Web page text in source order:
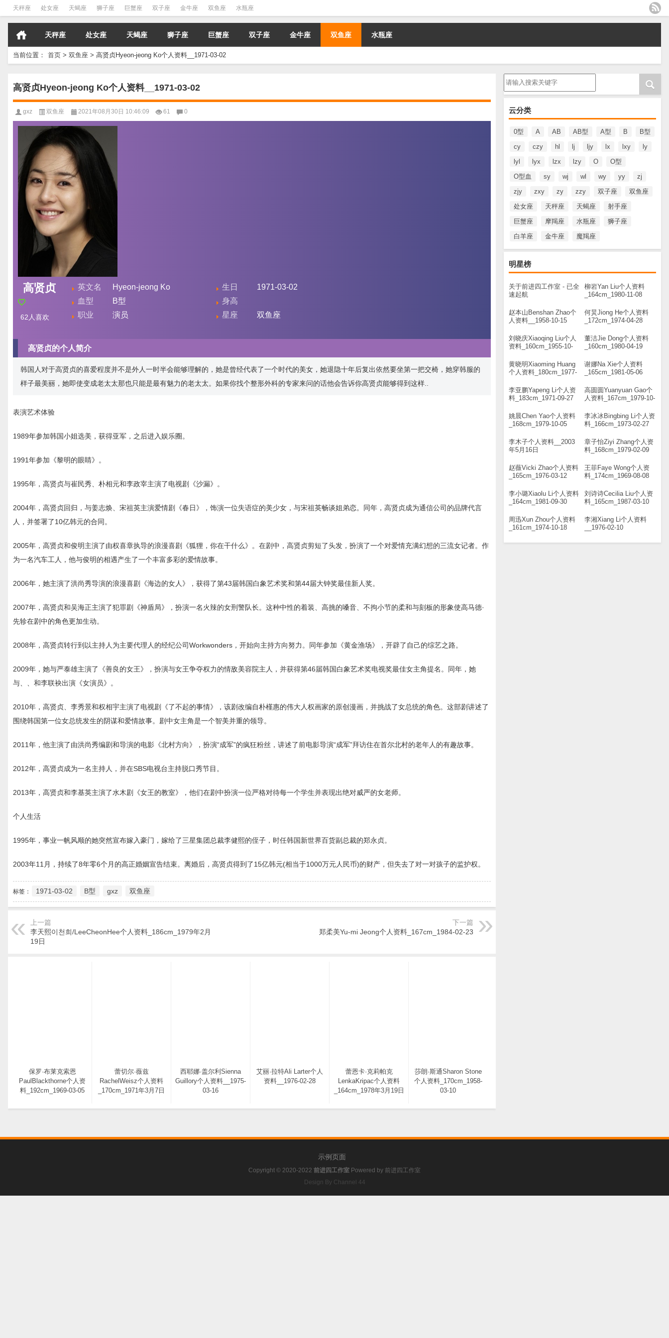
天秤座 处女座 天蝎座 狮子座 巨蟹座 双子座 金牛座 双鱼座 水瓶座
天秤座 处女座 天蝎座 狮子座 巨蟹座 双子座 金牛座 双鱼座 水瓶座
当前位置： 首页 > 双鱼座 > 高贤贞Hyeon-jeong Ko个人资料__1971-03-02
云分类
0型 A AB AB型 A型 B
B型
cy
czy hl lj ljy lx lxy
ly
lyl
lyx lzx lzy O
O型
O型血
sy wj wl wy yy
zj
zjy
zxy zy zzy 双子座
双鱼座
处女座
天秤座 天蝎座
射手座
巨蟹座
摩羯座 水瓶座
狮子座
白羊座
金牛座 魔羯座
明星榜
关于前进四工作室 - 已全
速起航
柳岩Yan Liu个人资料
_164cm_1980-11-08
赵本山Benshan Zhao个
人资料__1958-10-15
何炅Jiong He个人资料
_172cm_1974-04-28
刘晓庆Xiaoqing Liu个人
资料_160cm_1955-10-
董洁Jie Dong个人资料
_160cm_1980-04-19
黄晓明Xiaoming Huang
个人资料_180cm_1977-
谢娜Na Xie个人资料
_165cm_1981-05-06
李亚鹏Yapeng Li个人资
料_183cm_1971-09-27
高圆圆Yuanyuan Gao个
人资料_167cm_1979-10-
姚晨Chen Yao个人资料
_168cm_1979-10-05
李冰冰Bingbing Li个人资
料_166cm_1973-02-27
李木子个人资料__2003
年5月16日
章子怡Ziyi Zhang个人资
料_168cm_1979-02-09
赵薇Vicki Zhao个人资料
_165cm_1976-03-12
王菲Faye Wong个人资
料_174cm_1969-08-08
李小璐Xiaolu Li个人资料
_164cm_1981-09-30
刘诗诗Cecilia Liu个人资
料_165cm_1987-03-10
周迅Xun Zhou个人资料
_161cm_1974-10-18
李湘Xiang Li个人资料
__1976-02-10
高贤贞Hyeon-jeong Ko个人资料__1971-03-02
gxz 双鱼座 2021年08月30日 10:46:09 61 0
高贤贞
62人喜欢
英文名 Hyeon-jeong Ko 生日
1971-03-02
血型
B型
身高
职业
演员 星座 双鱼座
高贤贞的个人简介
韩国人对于高贤贞的喜爱程度并不是外人一时半会能够理解的，她是曾经代表了一个时代的美女，她退隐十年后复出依然要坐第一把交椅，她穿韩服的
样子最美丽，她即使变成老太太那也只能是最有魅力的老太太。如果你找个整形外科的专家来问的话他会告诉你高贤贞能够得到这样..
表演艺术体验
1989年参加韩国小姐选美，获得亚军，之后进入娱乐圈。
1991年参加《黎明的眼睛》。
1995年，高贤贞与崔民秀、朴相元和李政宰主演了电视剧《沙漏》。
2004年，高贤贞回归，与姜志焕、宋祖英主演爱情剧《春日》，饰演一位失语症的美少女，与宋祖英畅谈姐弟恋。同年，高贤贞成为通信公司的品牌代言
人，并签署了10亿韩元的合同。
2005年，高贤贞和俊明主演了由权喜章执导的浪漫喜剧《狐狸，你在干什么》。在剧中，高贤贞剪短了头发，扮演了一个对爱情充满幻想的三流女记者。作
为一名汽车工人，他与俊明的相遇产生了一个丰富多彩的爱情故事。
2006年，她主演了洪尚秀导演的浪漫喜剧《海边的女人》，获得了第43届韩国白象艺术奖和第44届大钟奖最佳新人奖。
2007年，高贤贞和吴海正主演了犯罪剧《神盾局》，扮演一名火辣的女刑警队长。这种中性的着装、高挑的嗓音、不拘小节的柔和与刻板的形象使高马德·
先轸在剧中的角色更加生动。
2008年，高贤贞转行到以主持人为主要代理人的经纪公司Workwonders，开始向主持方向努力。同年参加《黄金渔场》，开辟了自己的综艺之路。
2009年，她与严泰雄主演了《善良的女王》，扮演与女王争夺权力的情敌美容院主人，并获得第46届韩国白象艺术奖电视奖最佳女主角提名。同年，她
与、、和李联袂出演《女演员》。
2010年，高贤贞、李秀景和权相宇主演了电视剧《了不起的事情》，该剧改编自朴槿惠的伟大人权画家的原创漫画，并挑战了女总统的角色。这部剧讲述了
围绕韩国第一位女总统发生的阴谋和爱情故事。剧中女主角是一个智美并重的领导。
2011年，他主演了由洪尚秀编剧和导演的电影《北村方向》，扮演“成军”的疯狂粉丝，讲述了前电影导演“成军”拜访住在首尔北村的老年人的有趣故事。
2012年，高贤贞成为一名主持人，并在SBS电视台主持脱口秀节目。
2013年，高贤贞和李基英主演了水木剧《女王的教室》，他们在剧中扮演一位严格对待每一个学生并表现出绝对威严的女老师。
个人生活
1995年，事业一帆风顺的她突然宣布嫁入豪门，嫁给了三星集团总裁李健熙的侄子，时任韩国新世界百货副总裁的郑永贞。
2003年11月，持续了8年零6个月的高正婚姻宣告结束。离婚后，高贤贞得到了15亿韩元(相当于1000万元人民币)的财产，但失去了对一对孩子的监护权。
标签： 1971-03-02 B型 gxz 双鱼座
上一篇
李天熙이천희/LeeCheonHee个人资料_186cm_1979年2月
19日
下一篇
郑柔美Yu-mi Jeong个人资料_167cm_1984-02-23
保罗·布莱克索恩
PaulBlackthorne个人资
料_192cm_1969-03-05
蕾切尔·薇兹
RachelWeisz个人资料
_170cm_1971年3月7日
西耶娜·盖尔利Sienna
Guillory个人资料__1975-
03-16
艾丽·拉特Ali Larter个人
资料__1976-02-28
蕾恩卡·克莉帕克
LenkaKripac个人资料
_164cm_1978年3月19日
莎朗·斯通Sharon Stone
个人资料_170cm_1958-
03-10
示例页面
Copyright © 2020-2022 前进四工作室 Powered by 前进四工作室
Design By Channel 44